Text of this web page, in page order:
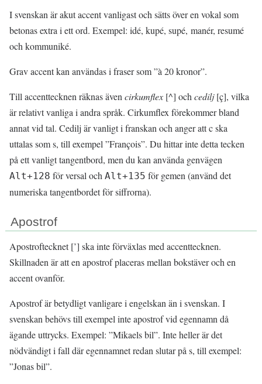
I svenskan är akut accent vanligast och sätts över en vokal som
betonas extra i ett ord. Exempel: idé, kupé, supé, manér, resumé
och kommuniké.
Grav accent kan användas i fraser som ”à 20 kronor”.
Till accenttecknen räknas ävencirkumflex[^] ochcedilj[ç], vilka
är relativt vanliga i andra språk. Cirkumflex förekommer bland
annat vid tal. Cedilj är vanligt i franskan och anger att c ska
uttalas som s, till exempel ”François”. Du hittar inte detta tecken
på ett vanligt tangentbord, men du kan använda genvägen
Alt+128 för versal och Alt+135 för gemen (använd det
numeriska tangentbordet för siffrorna).
Apostrof
Apostroftecknet [’] ska inte förväxlas med accenttecknen.
Skillnaden är att en apostrof placeras mellan bokstäver och en
accent ovanför.
Apostrof är betydligt vanligare i engelskan än i svenskan. I
svenskan behövs till exempel inte apostrof vid egennamn då
ägande uttrycks. Exempel: ”Mikaels bil”. Inte heller är det
nödvändigt i fall där egennamnet redan slutar på s, till exempel:
”Jonas bil”.